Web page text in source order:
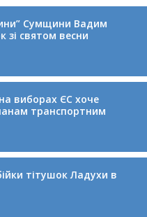
Сумщини Вадим
зі святом весни
виборах ЄС хоче
транспортним
тітушок Ладухи в